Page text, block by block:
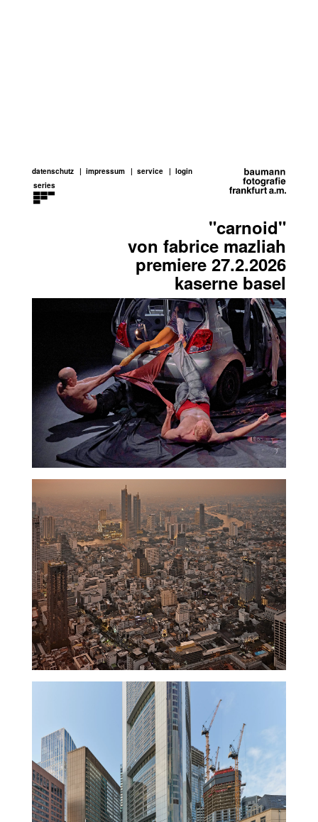
datenschutz impressum service
login
series
image
"carnoid"
von fabrice mazliah
premiere 27.2.2026
kaserne basel